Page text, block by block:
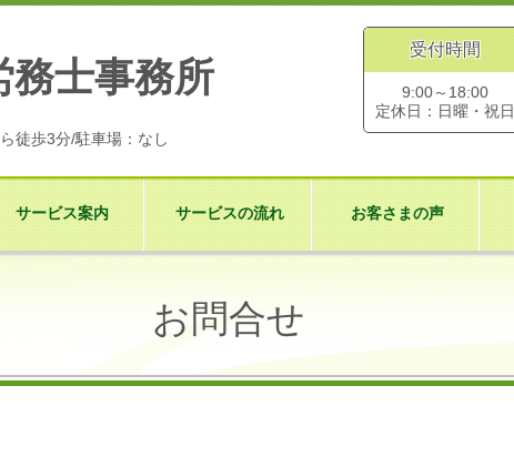
務士事務所
徒歩3分/駐車場：なし
受付時間
9:00～18:00
定休日：日曜・祝日
サービス案内 サービスの流れ お客さまの声
お問合せ